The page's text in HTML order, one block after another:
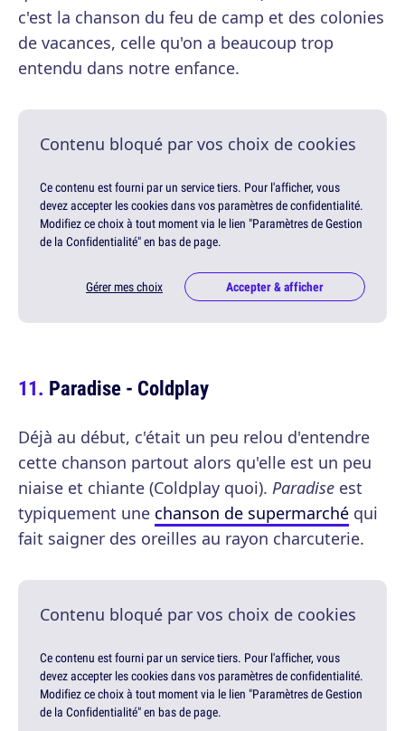
c'est la chanson du feu de camp et des colonies
de vacances, celle qu'on a beaucoup trop
entendu dans notre enfance.
Contenu bloqué par vos choix de cookies
Ce contenu est fourni par un service tiers. Pour l'afficher, vous
devez accepter les cookies dans vos paramètres de confidentialité.
Modifiez ce choix à tout moment via le lien "Paramètres de Gestion
de la Confidentialité" en bas de page.
Gérer mes choix Accepter & afficher
Paradise - Coldplay
Déjà au début, c'était un peu relou d'entendre
cette chanson partout alors qu'elle est un peu
niaise et chiante (Coldplay quoi). Paradise est
typiquement une chanson de supermarché qui
fait saigner des oreilles au rayon charcuterie.
Contenu bloqué par vos choix de cookies
Ce contenu est fourni par un service tiers. Pour l'afficher, vous
devez accepter les cookies dans vos paramètres de confidentialité.
Modifiez ce choix à tout moment via le lien "Paramètres de Gestion
de la Confidentialité" en bas de page.